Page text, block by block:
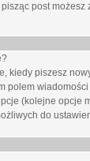
post
kiedy piszesz
polem
(kolejne opcje
do